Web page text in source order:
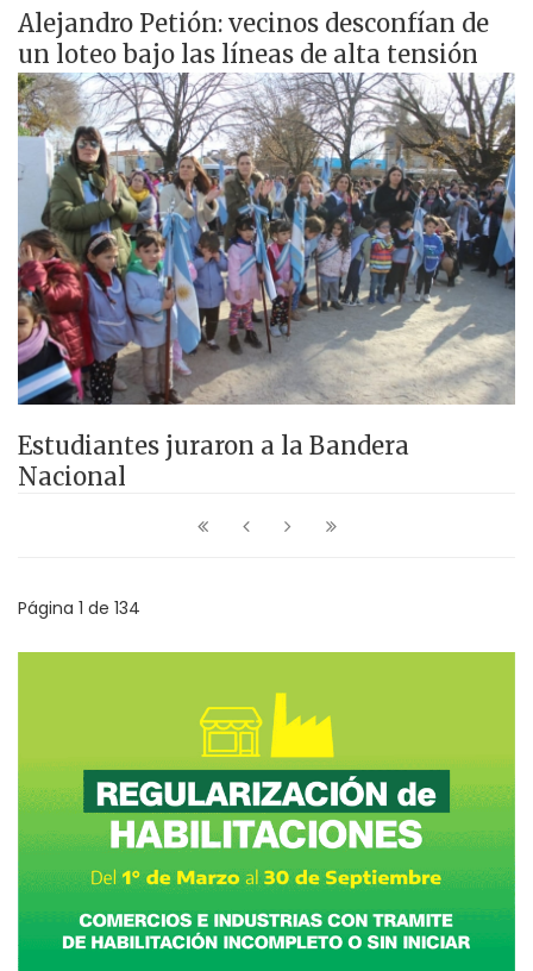
Alejandro Petión: vecinos desconfían de
un loteo bajo las líneas de alta tensión
Estudiantes juraron a la Bandera
Nacional
Página 1 de 134